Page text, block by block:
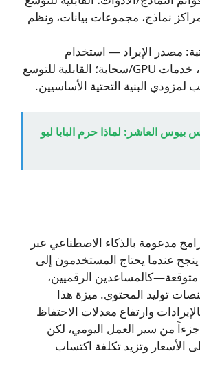
نماذج، مجموعات بيانات، ونظم
مصدر الإيراد — استخدام
الحوسبة، استضافة، خدمات GPU/سحابة؛ القابلية للتوسع
البنية التحتية الأساسيين.
بيوس العاشر: لماذا حرم البابا ليو
مدعومة بالذكاء الاصطناعي عبر
عندما يحتاج المستخدمون إلى
الرقميين،
توليد المحتوى. ميزة هذا
وارتفاع معدلات الاحتفاظ
جزءاً من سير العمل اليومي، لكن
الأسعار وتزيد تكلفة اكتساب